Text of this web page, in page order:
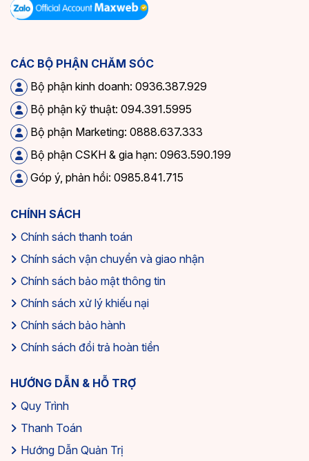
CÁC BỘ PHẬN CHĂM SÓC
Bộ phận kinh doanh: 0936.387.929
Bộ phận kỹ thuật: 094.391.5995
Bộ phận Marketing: 0888.637.333
Bộ phận CSKH & gia hạn: 0963.590.199
Góp ý, phản hồi: 0985.841.715
CHÍNH SÁCH
Chính sách thanh toán
Chính sách vận chuyển và giao nhận
Chính sách bảo mật thông tin
Chính sách xử lý khiếu nại
Chính sách bảo hành
Chính sách đổi trả hoàn tiền
HƯỚNG DẪN & HỖ TRỢ
Quy Trình
Thanh Toán
Hướng Dẫn Quản Trị